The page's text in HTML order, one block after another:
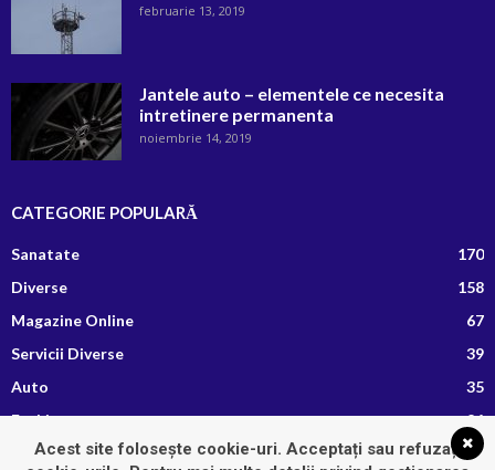
februarie 13, 2019
Jantele auto – elementele ce necesita
intretinere permanenta
noiembrie 14, 2019
CATEGORIE POPULARĂ
Sanatate
170
Diverse
158
Magazine Online
67
Servicii Diverse
39
Auto
35
Fashion
26
Afaceri si Finante
13
Acest site folosește cookie-uri. Acceptați sau refuzați